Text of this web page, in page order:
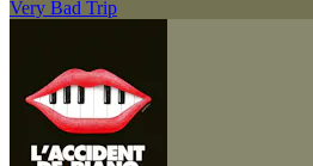
Very Bad Trip